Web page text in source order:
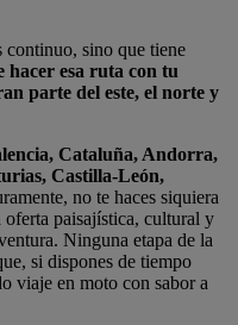
sino que tiene
hacer esa ruta con tu
parte del este, el norte y
Cataluña, Andorra,
Castilla-León,
no te haces siquiera
oferta paisajística, cultural y
Ninguna etapa de la
si dispones de tiempo
viaje en moto con sabor a